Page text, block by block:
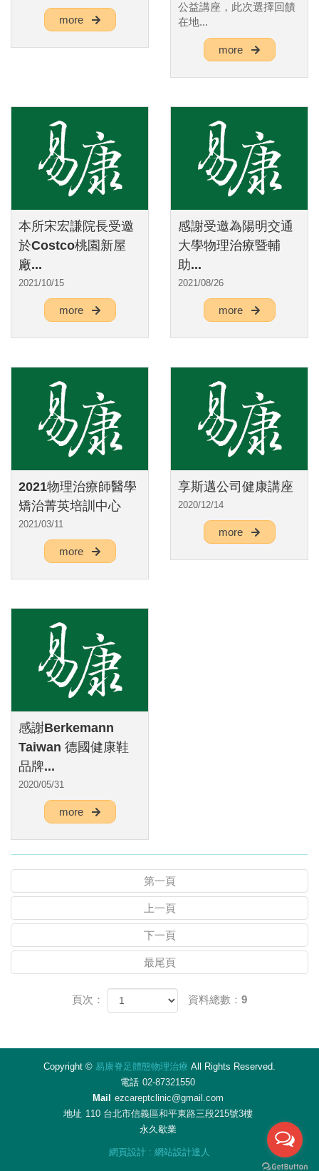
more
公益講座，此次選擇回饋
在地...
more
本所宋宏謙院長受邀
於Costco桃園新屋
廠...
2021/10/15
more
感謝受邀為陽明交通
大學物理治療暨輔
助...
2021/08/26
more
2021物理治療師醫學
矯治菁英培訓中心
2021/03/11
more
享斯邁公司健康講座
2020/12/14
more
感謝Berkemann
Taiwan 德國健康鞋
品牌...
2020/05/31
more
第一頁
上一頁
下一頁
最尾頁
頁次： 資料總數：9
Copyright © 易康脊足體態物理治療 All Rights Reserved.
電話 02-87321550
Mail
ezcareptclinic@gmail.com
地址 110 台北市信義區和平東路三段215號3樓
永久歇業
網頁設計 : 網站設計達人